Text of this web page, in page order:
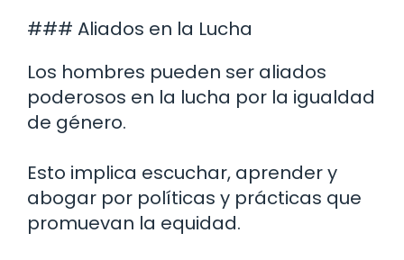
### Aliados en la Lucha
Los hombres pueden ser aliados
poderosos en la lucha por la igualdad
de género.
Esto implica escuchar, aprender y
abogar por políticas y prácticas que
promuevan la equidad.